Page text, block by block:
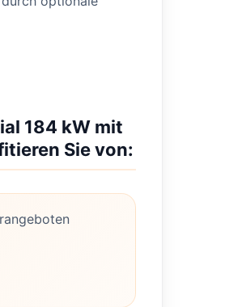
184 kW mit
Sie von: